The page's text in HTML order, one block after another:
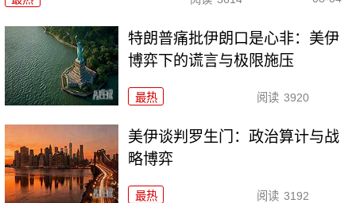
特朗普痛批伊朗口是心非：美伊
博弈下的谎言与极限施压
最热 阅读 3920
美伊谈判罗生门：政治算计与战
略博弈
最热 阅读 3192